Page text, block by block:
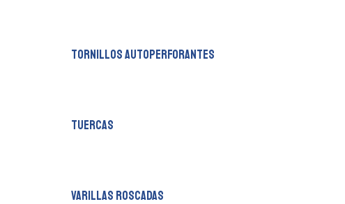
tornillos autoperforantes
tuercas
varillas roscadas